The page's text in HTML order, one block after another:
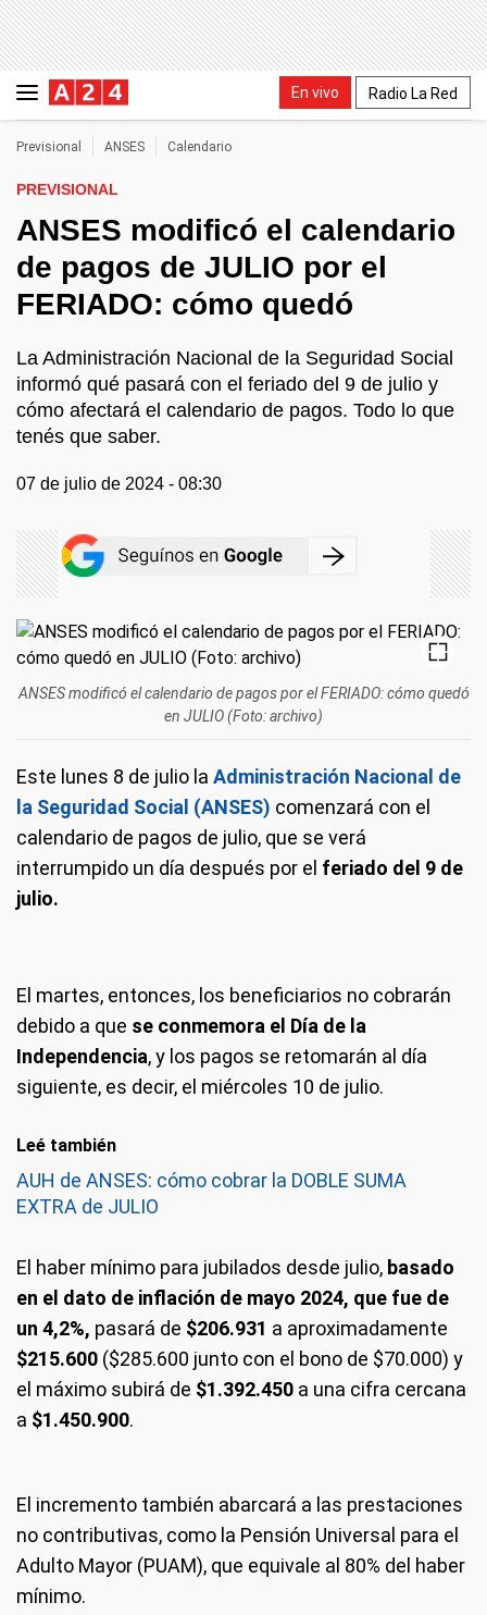
En vivo Radio La Red
Previsional ANSES Calendario
PREVISIONAL
ANSES modificó el calendario
de pagos de JULIO por el
FERIADO: cómo quedó
La Administración Nacional de la Seguridad Social
informó qué pasará con el feriado del 9 de julio y
cómo afectará el calendario de pagos. Todo lo que
tenés que saber.
07 de julio de 2024 - 08:30
ANSES modificó el calendario de pagos por el FERIADO: cómo quedó
en JULIO (Foto: archivo)
Este lunes 8 de julio la Administración Nacional de
la Seguridad Social (ANSES) comenzará con el
calendario de pagos de julio, que se verá
interrumpido un día después por el feriado del 9 de
julio.
El martes, entonces, los beneficiarios no cobrarán
debido a que se conmemora el Día de la
Independencia, y los pagos se retomarán al día
siguiente, es decir, el miércoles 10 de julio.
Leé también
AUH de ANSES: cómo cobrar la DOBLE SUMA
EXTRA de JULIO
El haber mínimo para jubilados desde julio, basado
en el dato de inflación de mayo 2024, que fue de
un 4,2%, pasará de $206.931 a aproximadamente
$215.600 ($285.600 junto con el bono de $70.000) y
el máximo subirá de $1.392.450 a una cifra cercana
a $1.450.900.
El incremento también abarcará a las prestaciones
no contributivas, como la Pensión Universal para el
Adulto Mayor (PUAM), que equivale al 80% del haber
mínimo.